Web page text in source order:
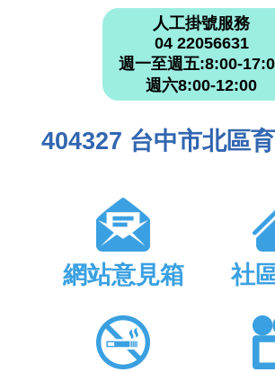
人工掛號服務
04 22056631
週一至週五:8:00-
週六8:00-12:00
404327 台中市北區
網站意見箱 社